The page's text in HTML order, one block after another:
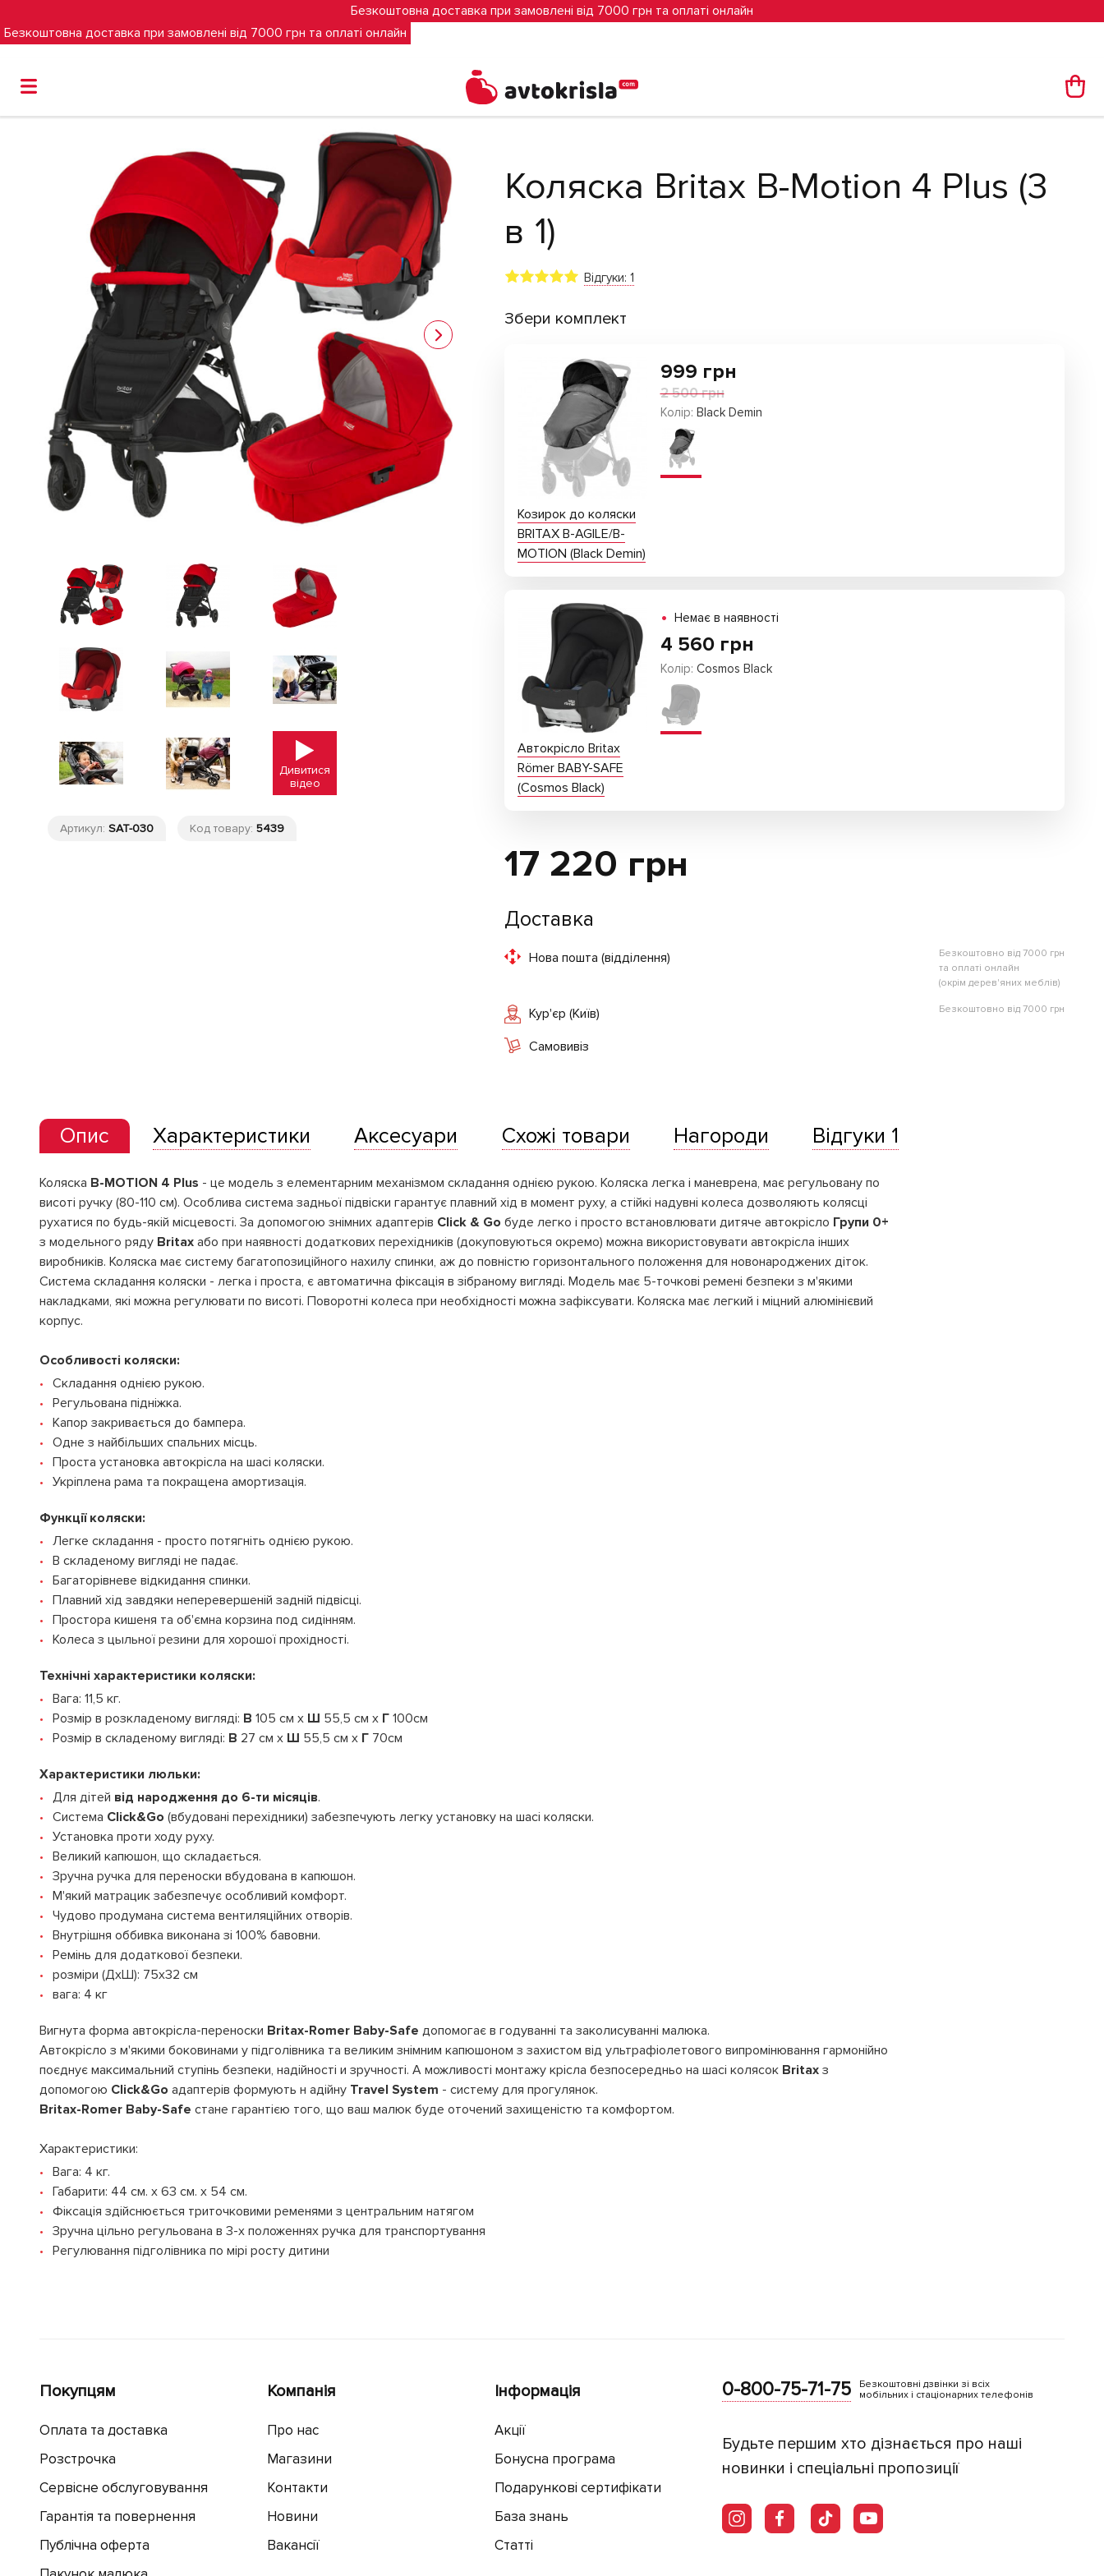
Безкоштовна доставка при замовлені від 7000 грн та оплаті онлайн
Безкоштовна доставка при замовлені від 7000 грн та оплаті онлайн
Дивитися
відео
Артикул: SAT-030 Код товару: 5439
Коляска Britax B-Motion 4 Plus (3
в 1)
Відгуки: 1
Збери комплект
Козирок до коляски
BRITAX B-AGILE/B-
MOTION (Black Demin)
999 грн
2 500 грн
Колір: Black Demin
Автокрісло Britax
Römer BABY-SAFE
(Cosmos Black)
• Немає в наявності
4 560 грн
Колір: Cosmos Black
17 220 грн
Доставка
Нова пошта (відділення)
Безкоштовно від 7000 грн
та оплаті онлайн
(окрім дерев'яних меблів)
Кур'єр (Київ) Безкоштовно від 7000 грн
Самовивіз
Опис Характеристики Аксесуари Схожі товари Нагороди Відгуки 1
Коляска B-MOTION 4 Plus - це модель з елементарним механізмом складання однією рукою. Коляска легка і маневрена, має регульовану по
висоті ручку (80-110 см). Особлива система задньої підвіски гарантує плавний хід в момент руху, а стійкі надувні колеса дозволяють колясці
рухатися по будь-якій місцевості. За допомогою знімних адаптерів Click & Go буде легко і просто встановлювати дитяче автокрісло Групи 0+
з модельного ряду Britax або при наявності додаткових перехідників (докуповуються окремо) можна використовувати автокрісла інших
виробників. Коляска має систему багатопозиційного нахилу спинки, аж до повністю горизонтального положення для новонароджених діток.
Система складання коляски - легка і проста, є автоматична фіксація в зібраному вигляді. Модель має 5-точкові ремені безпеки з м'якими
накладками, які можна регулювати по висоті. Поворотні колеса при необхідності можна зафіксувати. Коляска має легкий і міцний алюмінієвий
корпус.
Особливості коляски:
Складання однією рукою.
Регульована підніжка.
Капор закривається до бампера.
Одне з найбільших спальних місць.
Проста установка автокрісла на шасі коляски.
Укріплена рама та покращена амортизація.
Функції коляски:
Легке складання - просто потягніть однією рукою.
В складеному вигляді не падає.
Багаторівневе відкидання спинки.
Плавний хід завдяки неперевершеній задній підвісці.
Простора кишеня та об'ємна корзина под сидінням.
Колеса з цыльної резини для хорошої прохідності.
Технічні характеристики коляски:
Вага: 11,5 кг.
Розмір в розкладеному вигляді: В 105 см х Ш 55,5 см х Г 100см
Розмір в складеному вигляді: В 27 см х Ш 55,5 см х Г 70см
Характеристики люльки:
Для дітей від народження до 6-ти місяців.
Система Click&Go (вбудовані перехідники) забезпечують легку установку на шасі коляски.
Установка проти ходу руху.
Великий капюшон, що складається.
Зручна ручка для переноски вбудована в капюшон.
М'який матрацик забезпечує особливий комфорт.
Чудово продумана система вентиляційних отворів.
Внутрішня оббивка виконана зі 100% бавовни.
Ремінь для додаткової безпеки.
розміри (ДхШ): 75х32 см
вага: 4 кг
Вигнута форма автокрісла-переноски Britax-Romer Baby-Safe допомогає в годуванні та заколисуванні малюка.
Автокрісло з м'якими боковинами у підголівника та великим знімним капюшоном з захистом від ультрафіолетового випромінювання гармонійно
поєднує максимальний ступінь безпеки, надійності и зручності. А можливості монтажу крісла безпосередньо на шасі колясок Britax з
допомогою Click&Go адаптерів формують н адійну Travel System - систему для прогулянок.
Britax-Romer Baby-Safe стане гарантією того, що ваш малюк буде оточений захищеністю та комфортом.
Характеристики:
Вага: 4 кг.
Габарити: 44 см. x 63 см. x 54 см.
Фіксація здійснюється триточковими ременями з центральним натягом
Зручна цільно регульована в 3-х положеннях ручка для транспортування
Регулювання підголівника по мірі росту дитини
Покупцям
Оплата та доставка
Розстрочка
Сервісне обслуговування
Гарантія та повернення
Публічна оферта
Компанія
Про нас
Магазини
Контакти
Новини
Вакансії
Інформація
Акції
Бонусна програма
Подарункові сертифікати
База знань
Статті
0-800-75-71-75
Безкоштовні дзвінки зі всіх
мобільних і стаціонарних телефонів
Будьте першим хто дізнається про наші
новинки і спеціальні пропозиції